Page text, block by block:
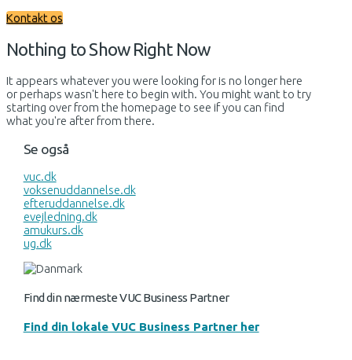
Kontakt os
Nothing to Show Right Now
It appears whatever you were looking for is no longer here
or perhaps wasn't here to begin with. You might want to try
starting over from the homepage to see if you can find
what you're after from there.
Se også
vuc.dk
voksenuddannelse.dk
efteruddannelse.dk
evejledning.dk
amukurs.dk
ug.dk
Find din nærmeste VUC Business Partner
Find din lokale VUC Business Partner her